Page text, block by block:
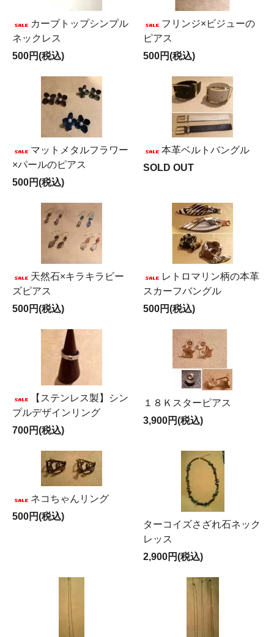
カーブトップシンプル
ネックレス
500円(税込)
フリンジ×ビジューの
ピアス
500円(税込)
マットメタルフラワー
×パールのピアス
500円(税込)
本革ベルトバングル
SOLD OUT
天然石×キラキラビー
ズピアス
500円(税込)
レトロマリン柄の本革
スカーフバングル
500円(税込)
【ステンレス製】シン
プルデザインリング
700円(税込)
１８Ｋスターピアス
3,900円(税込)
ネコちゃんリング
500円(税込)
ターコイズさざれ石ネック
レッス
2,900円(税込)